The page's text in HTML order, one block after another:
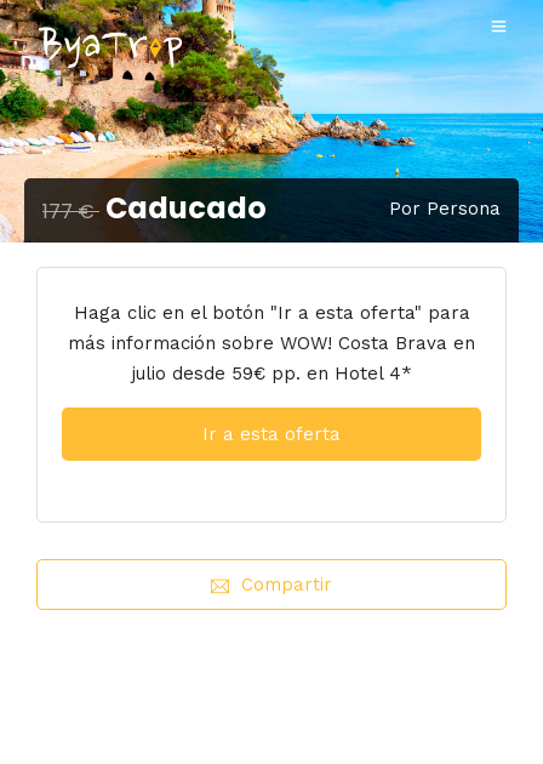
177 € Caducado Por Persona
Haga clic en el botón "Ir a esta oferta" para
más información sobre WOW! Costa Brava en
julio desde 59€ pp. en Hotel 4*
Ir a esta oferta
Compartir